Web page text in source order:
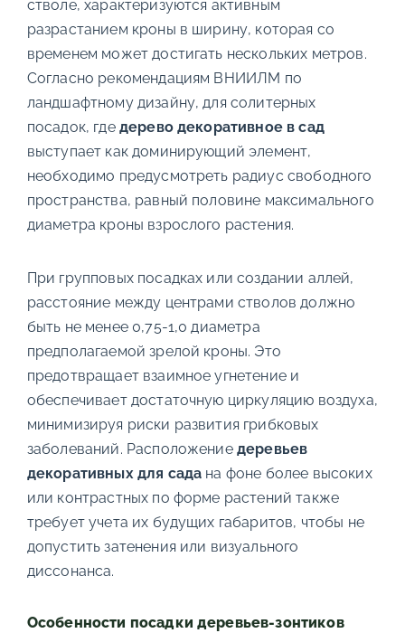
стволе, характеризуются активным
разрастанием кроны в ширину, которая со
временем может достигать нескольких метров.
Согласно рекомендациям ВНИИЛМ по
ландшафтному дизайну, для солитерных
посадок, где дерево декоративное в сад
выступает как доминирующий элемент,
необходимо предусмотреть радиус свободного
пространства, равный половине максимального
диаметра кроны взрослого растения.
При групповых посадках или создании аллей,
расстояние между центрами стволов должно
быть не менее 0,75-1,0 диаметра
предполагаемой зрелой кроны. Это
предотвращает взаимное угнетение и
обеспечивает достаточную циркуляцию воздуха,
минимизируя риски развития грибковых
заболеваний. Расположение деревьев
декоративных для сада на фоне более высоких
или контрастных по форме растений также
требует учета их будущих габаритов, чтобы не
допустить затенения или визуального
диссонанса.
Особенности посадки деревьев-зонтиков